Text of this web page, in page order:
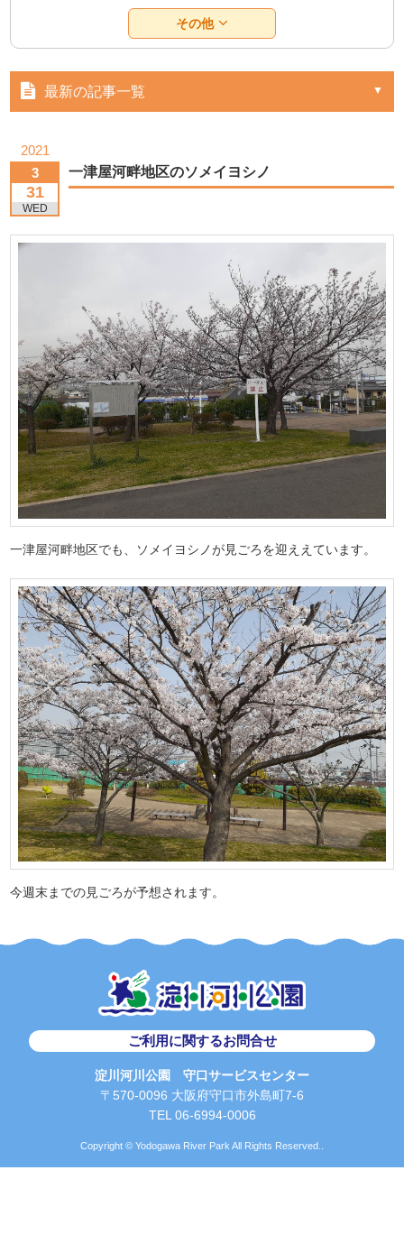
その他
最新の記事一覧
2021
3
31
WED
一津屋河畔地区のソメイヨシノ
一津屋河畔地区でも、ソメイヨシノが見ごろを迎ええています。
今週末までの見ごろが予想されます。
ご利用に関するお問合せ
淀川河川公園 守口サービスセンター
〒570-0096 大阪府守口市外島町7-6
TEL 06-6994-0006
Copyright © Yodogawa River Park All Rights Reserved..